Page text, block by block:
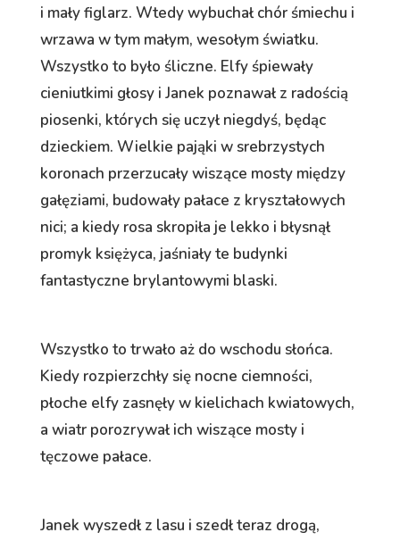
i mały figlarz. Wtedy wybuchał chór śmiechu i
wrzawa w tym małym, wesołym światku.
Wszystko to było śliczne. Elfy śpiewały
cieniutkimi głosy i Janek poznawał z radością
piosenki, których się uczył niegdyś, będąc
dzieckiem. Wielkie pająki w srebrzystych
koronach przerzucały wiszące mosty między
gałęziami, budowały pałace z kryształowych
nici; a kiedy rosa skropiła je lekko i błysnął
promyk księżyca, jaśniały te budynki
fantastyczne brylantowymi blaski.
Wszystko to trwało aż do wschodu słońca.
Kiedy rozpierzchły się nocne ciemności,
płoche elfy zasnęły w kielichach kwiatowych,
a wiatr porozrywał ich wiszące mosty i
tęczowe pałace.
Janek wyszedł z lasu i szedł teraz drogą,